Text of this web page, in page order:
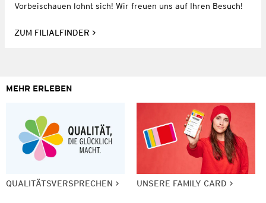
Vorbeischauen lohnt sich! Wir freuen uns auf Ihren Besuch!
ZUM FILIALFINDER
MEHR ERLEBEN
QUALITÄTSVERSPRECHEN UNSERE FAMILY CARD